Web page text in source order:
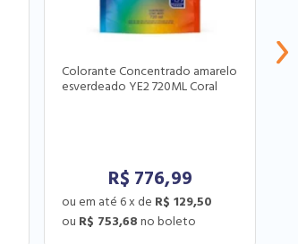
Colorante Concentrado amarelo
esverdeado YE2 720ML Coral
R$ 776,99
6x de R$ 129,50
R$ 753,68